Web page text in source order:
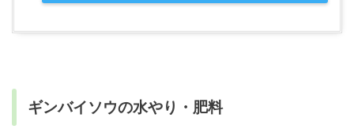
ギンバイソウの水やり・肥料